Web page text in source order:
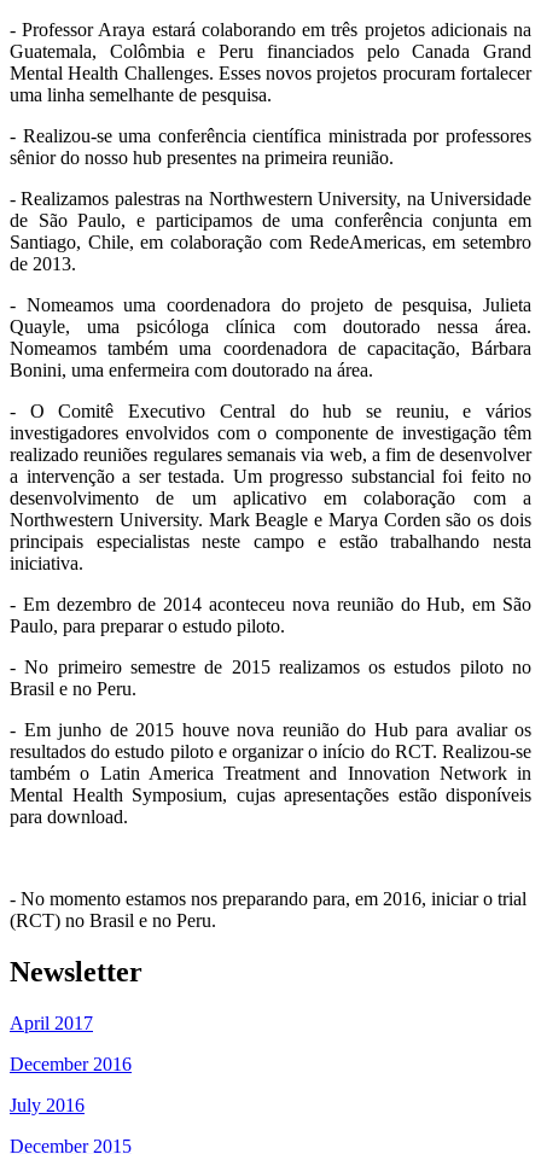
- Professor Araya estará colaborando em três projetos adicionais na
Guatemala, Colômbia e Peru financiados pelo Canada Grand
Mental Health Challenges. Esses novos projetos procuram fortalecer
uma linha semelhante de pesquisa.
- Realizou-se uma conferência científica ministrada por professores
sênior do nosso hub presentes na primeira reunião.
- Realizamos palestras na Northwestern University, na Universidade
de São Paulo, e participamos de uma conferência conjunta em
Santiago, Chile, em colaboração com RedeAmericas, em setembro
de 2013.
- Nomeamos uma coordenadora do projeto de pesquisa, Julieta
Quayle, uma psicóloga clínica com doutorado nessa área.
Nomeamos também uma coordenadora de capacitação, Bárbara
Bonini, uma enfermeira com doutorado na área.
- O Comitê Executivo Central do hub se reuniu, e vários
investigadores envolvidos com o componente de investigação têm
realizado reuniões regulares semanais via web, a fim de desenvolver
a intervenção a ser testada. Um progresso substancial foi feito no
desenvolvimento de um aplicativo em colaboração com a
Northwestern University. Mark Beagle e Marya Corden são os dois
principais especialistas neste campo e estão trabalhando nesta
iniciativa.
- Em dezembro de 2014 aconteceu nova reunião do Hub, em São
Paulo, para preparar o estudo piloto.
- No primeiro semestre de 2015 realizamos os estudos piloto no
Brasil e no Peru.
- Em junho de 2015 houve nova reunião do Hub para avaliar os
resultados do estudo piloto e organizar o início do RCT. Realizou-se
também o Latin America Treatment and Innovation Network in
Mental Health Symposium, cujas apresentações estão disponíveis
para download.
- No momento estamos nos preparando para, em 2016, iniciar o trial
(RCT) no Brasil e no Peru.
Newsletter
April 2017
December 2016
July 2016
December 2015